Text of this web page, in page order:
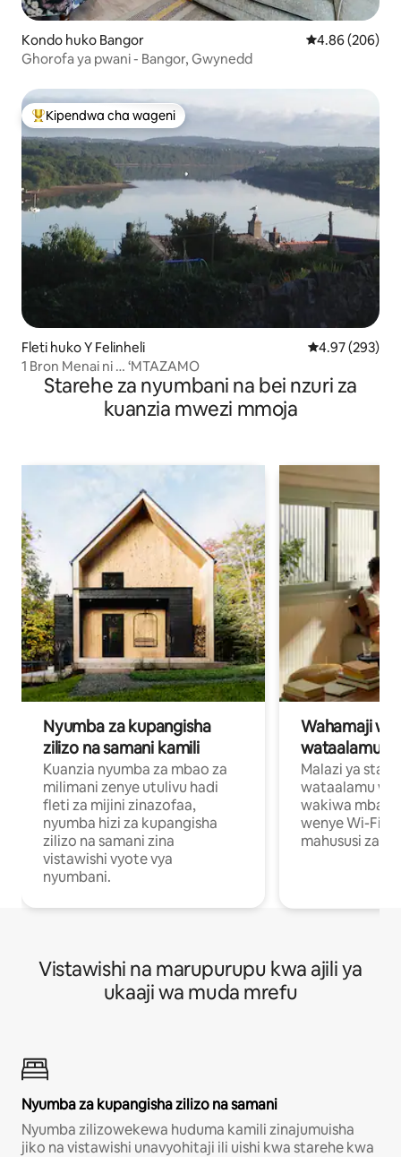
Kondo huko Bangor Ukadiriaji wa
4.86 (206)
Ghorofa ya pwani - Bangor, Gwynedd
Kipendwa maarufu cha wageni
Kipendwa cha wageni
Fleti huko Y Felinheli Ukadiriaji wa
4.97 (293)
1 Bron Menai ni … ‘MTAZAMO
Starehe za nyumbani na bei nzuri za
kuanzia mwezi mmoja
Nyumba za kupangisha
zilizo na samani kamili
Kuanzia nyumba za mbao za
milimani zenye utulivu hadi
fleti za mijini zinazofaa,
nyumba hizi za kupangisha
zilizo na samani zina
vistawishi vyote vya
nyumbani.
Wahamaji
wataalamu
Malazi ya
wataalamu
wakiwa mbali
wenye Wi-Fi
mahususi za
Vistawishi na marupurupu kwa ajili ya
ukaaji wa muda mrefu
Nyumba za kupangisha zilizo na samani
Nyumba zilizowekewa huduma kamili zinajumuisha
jiko na vistawishi unavyohitaji ili uishi kwa starehe kwa